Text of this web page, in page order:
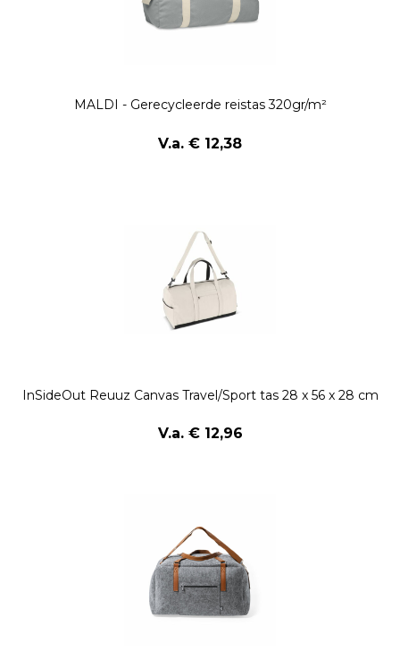
MALDI - Gerecycleerde reistas 320gr/m²
V.a. € 12,38
InSideOut Reuuz Canvas Travel/Sport tas 28 x 56 x 28 cm
V.a. € 12,96